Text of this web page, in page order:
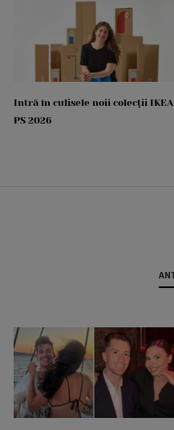
Intră în culisele noii colecții IKEA
PS 2026